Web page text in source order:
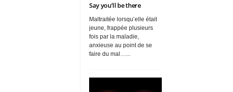
Say you’ll be there
Maltraitée lorsqu’elle était
jeune, frappée plusieurs
fois par la maladie,
anxieuse au point de se
faire du mal…...